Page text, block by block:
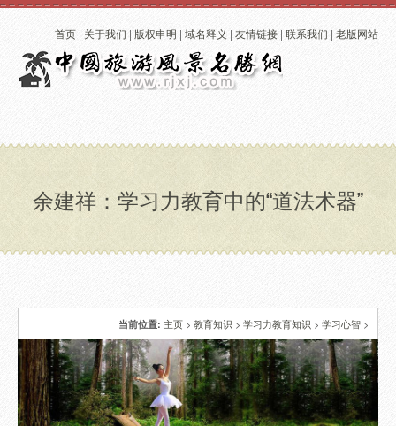
首页 | 关于我们 | 版权申明 | 域名释义 | 友情链接 | 联系我们 | 老版网站
余建祥：学习力教育中的“道法术器”
当前位置: 主页 > 教育知识 > 学习力教育知识 > 学习心智 >